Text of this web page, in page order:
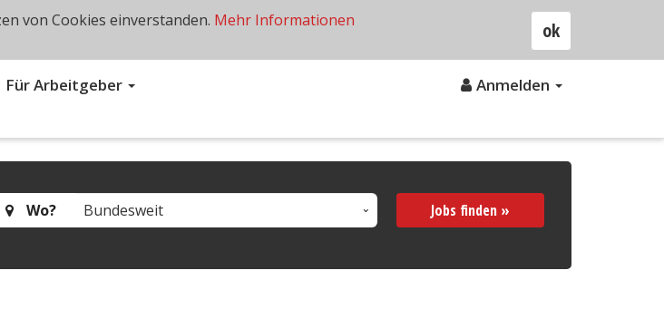
Für Arbeitgeber Anmelden
Wo? Jobs finden »
ok
von Cookies einverstanden. Mehr Informationen